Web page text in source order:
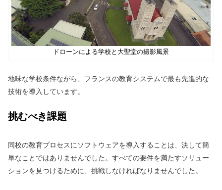
ドローンによる学校と大聖堂の撮影風景
地味な学校条件ながら、フランスの教育システムで最も先進的な
技術を導入しています。
挑むべき課題
同校の教育プロセスにソフトウェアを導入することは、決して簡
単なことではありませんでした。すべての要件を満たすソリュー
ションを見つけるために、挑戦しなければなりませんでした。